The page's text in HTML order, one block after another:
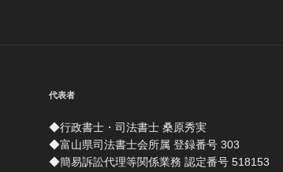
代表者
◆行政書士・司法書士 桑原秀実
◆富山県司法書士会所属 登録番号 303
◆簡易訴訟代理等関係業務 認定番号 518153